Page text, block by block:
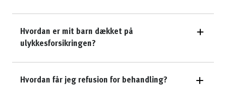
Hvordan er mit barn dækket på
ulykkesforsikringen?
Hvordan får jeg refusion for behandling?